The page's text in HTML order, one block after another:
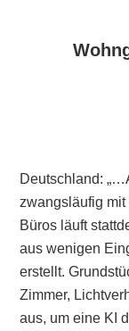
Deutschland:
zwangsläufig
Büros läuft
aus wenigen
erstellt.
Zimmer,
aus, um eine KI